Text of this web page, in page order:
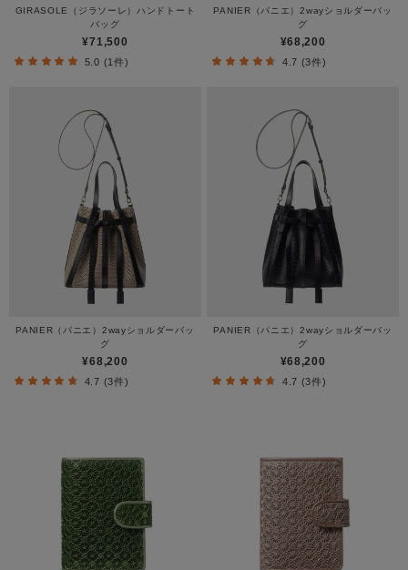
GIRASOLE（ジラソーレ）ハンドトート
バッグ
¥71,500
5.0 (1件)
PANIER（パニエ）2wayショルダーバッ
グ
¥68,200
4.7 (3件)
PANIER（パニエ）2wayショルダーバッ
グ
¥68,200
4.7 (3件)
PANIER（パニエ）2wayショルダーバッ
グ
¥68,200
4.7 (3件)